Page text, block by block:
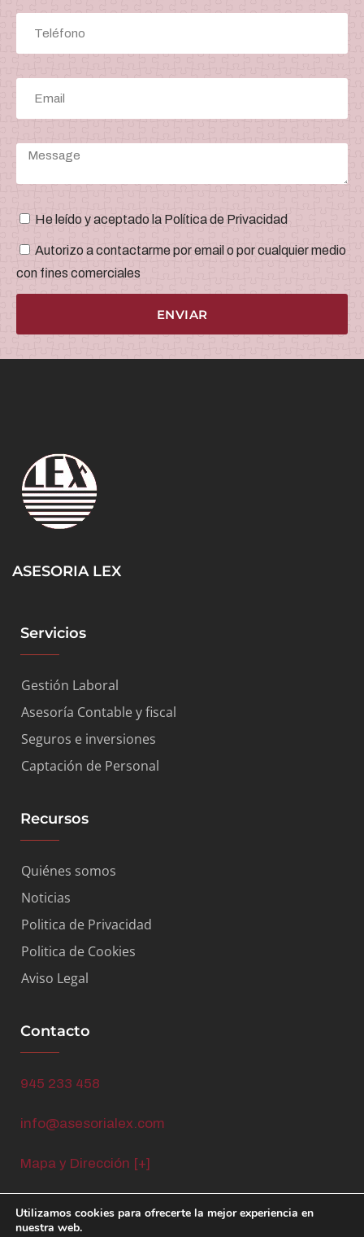
He leído y aceptado la Política de Privacidad
Autorizo a contactarme por email o por cualquier medio
con fines comerciales
ENVIAR
ASESORIA LEX
Servicios
Gestión Laboral
Asesoría Contable y fiscal
Seguros e inversiones
Captación de Personal
Recursos
Quiénes somos
Noticias
Politica de Privacidad
Politica de Cookies
Aviso Legal
Contacto
945 233 458
info@asesorialex.com
Mapa y Dirección [+]
Utilizamos cookies para ofrecerte la mejor experiencia en
nuestra web.